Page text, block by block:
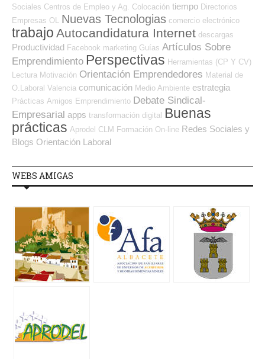
Sociales Centros de Empleo y Ag. Colocación tiempo Directorios
Empresas OL
Nuevas Tecnologias comercio electrónico
trabajo Autocandidatura Internet descargas
Productividad Facebook marketing Guías Artículos Sobre
Emprendimiento Perspectivas Herramientas (CP Y CV)
Lectura Motivación Orientación Emprendedores Material de
O.Laboral Valencia comunicación Medio Ambiente estrategia
Prácticas Amigos Emprendimiento Debate Sindical-
Empresarial apps transformación digital Buenas
prácticas Aprodel CLM Formación On-line Redes Sociales y
Blogs Orientación Laboral
WEBS AMIGAS